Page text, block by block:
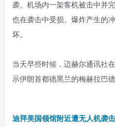
袭。机场内一架客机被击中并
也在袭击中受损。爆炸产生的
坏。
当天早些时候，迈赫尔通讯社
示伊朗首都德黑兰的梅赫拉巴
迪拜美国领馆附近遭无人机袭击